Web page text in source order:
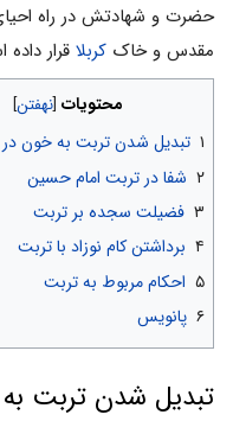
ناوبری
جستجو
حضرت و شهادتش در راه
مقدس ‌و خاک کربلا قرار
محتویات
۱ تبدیل شدن تربت به خون در
۲ شفا در تربت امام حسین
۳ فضیلت سجده بر تربت
۴ برداشتن کام نوزاد با تربت
۵ احکام مربوط به تربت
۶ پانویس
تبدیل شدن تربت به